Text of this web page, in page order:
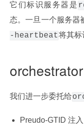
它们标识服务器是
态。一旦一个服务器
-heartbeat将其标
我们进一步委托给
Preudo-GTID 注入